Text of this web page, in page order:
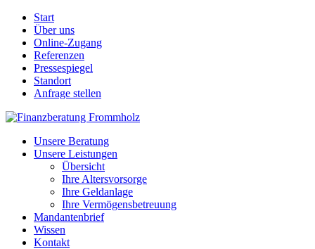
Start
Über uns
Online-Zugang
Referenzen
Pressespiegel
Standort
Anfrage stellen
Unsere Beratung
Unsere Leistungen
Übersicht
Ihre Altersvorsorge
Ihre Geldanlage
Ihre Vermögensbetreuung
Mandantenbrief
Wissen
Kontakt